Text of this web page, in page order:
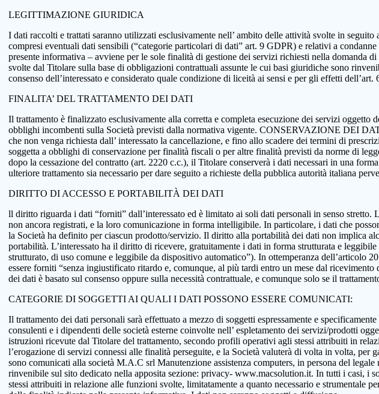
LEGITTIMAZIONE GIURIDICA
I dati raccolti e trattati saranno utilizzati esclusivamente nell’ ambito delle attività svolte in
compresi eventuali dati sensibili (“categorie particolari di dati” art. 9 GDPR) e relativi a
presente informativa – avviene per le sole finalità di gestione dei servizi richiesti nella domanda
svolte dal Titolare sulla base di obbligazioni contrattuali assunte le cui basi giuridiche sono
consenso dell’interessato e considerato quale condizione di liceità ai sensi e per gli effetti
FINALITA’ DEL TRATTAMENTO DEI DATI
Il trattamento è finalizzato esclusivamente alla corretta e completa esecuzione dei servizi
obblighi incombenti sulla Società previsti dalla normativa vigente. CONSERVAZIONE DEI
che non venga richiesta dall’ interessato la cancellazione, e fino allo scadere dei termini di
soggetta a obblighi di conservazione per finalità fiscali o per altre finalità previsti da norme di
dopo la cessazione del contratto (art. 2220 c.c.), il Titolare conserverà i dati necessari in una
ulteriore trattamento sia necessario per dare seguito a richieste della pubblica autorità italiana
DIRITTO DI ACCESSO E PORTABILITÀ DEI DATI
ll diritto riguarda i dati “forniti” dall’interessato ed è limitato ai soli dati personali in senso stretto.
non ancora registrati, e la loro comunicazione in forma intelligibile. In particolare, i dati che
la Società ha definito per ciascun prodotto/servizio. Il diritto alla portabilità dei dati non implica
portabilità. L’interessato ha il diritto di ricevere, gratuitamente i dati in forma strutturata e
strutturato, di uso comune e leggibile da dispositivo automatico”). In ottemperanza dell’articolo
essere forniti “senza ingiustificato ritardo e, comunque, al più tardi entro un mese dal
dei dati è basato sul consenso oppure sulla necessità contrattuale, e comunque solo se il
CATEGORIE DI SOGGETTI AI QUALI I DATI POSSONO ESSERE COMUNICATI:
Il trattamento dei dati personali sarà effettuato a mezzo di soggetti espressamente e
consulenti e i dipendenti delle società esterne coinvolte nell’ espletamento dei servizi/prodotti
istruzioni ricevute dal Titolare del trattamento, secondo profili operativi agli stessi attribuiti in
l’erogazione di servizi connessi alle finalità perseguite, e la Società valuterà di volta in volta,
sono comunicati alla società M.A.C srl Manutenzione assistenza computers, in persona del
rinvenibile sul sito dedicato nella apposita sezione: privacy- www.macsolution.it. In tutti i casi, i
stessi attribuiti in relazione alle funzioni svolte, limitatamente a quanto necessario e strumentale